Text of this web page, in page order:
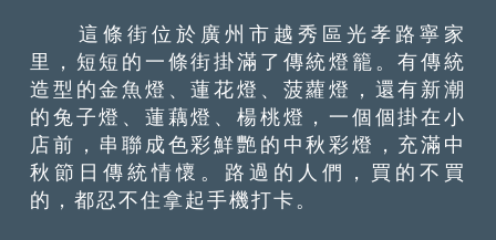
這條街位於廣州市越秀區光孝路寧家
里，短短的一條街掛滿了傳統燈籠。有傳統
造型的金魚燈、蓮花燈、菠蘿燈，還有新潮
的兔子燈、蓮藕燈、楊桃燈，一個個掛在小
店前，串聯成色彩鮮艷的中秋彩燈，充滿中
秋節日傳統情懷。路過的人們，買的不買
的，都忍不住拿起手機打卡。